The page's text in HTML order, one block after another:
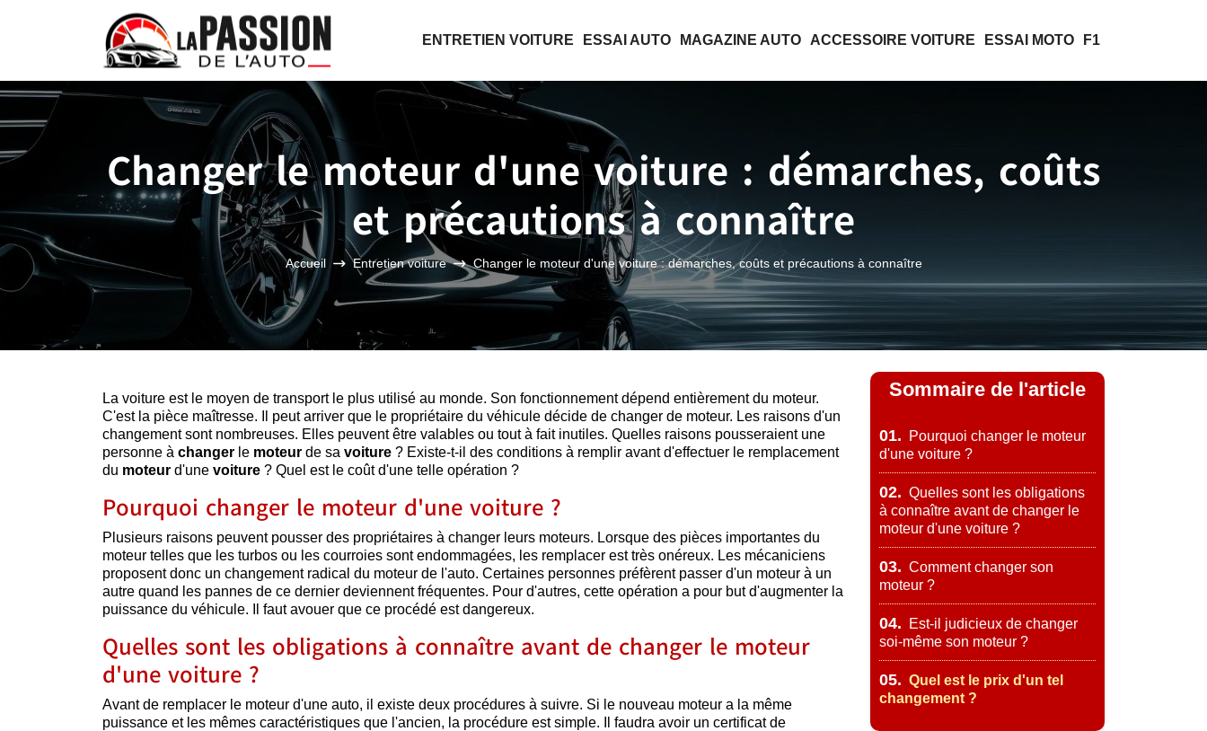
ENTRETIEN VOITURE ESSAI AUTO MAGAZINE AUTO ACCESSOIRE VOITURE ESSAI MOTO F1
Changer le moteur d'une voiture : démarches, coûts
et précautions à connaître
Accueil Entretien voiture Changer le moteur d'une voiture : démarches, coûts et précautions à connaître
La voiture est le moyen de transport le plus utilisé au monde. Son fonctionnement dépend entièrement du moteur.
C'est la pièce maîtresse. Il peut arriver que le propriétaire du véhicule décide de changer de moteur. Les raisons d'un
changement sont nombreuses. Elles peuvent être valables ou tout à fait inutiles. Quelles raisons pousseraient une
personne à changer le moteur de sa voiture ? Existe-t-il des conditions à remplir avant d'effectuer le remplacement
du moteur d'une voiture ? Quel est le coût d'une telle opération ?
Pourquoi changer le moteur d'une voiture ?
Plusieurs raisons peuvent pousser des propriétaires à changer leurs moteurs. Lorsque des pièces importantes du
moteur telles que les turbos ou les courroies sont endommagées, les remplacer est très onéreux. Les mécaniciens
proposent donc un changement radical du moteur de l'auto. Certaines personnes préfèrent passer d'un moteur à un
autre quand les pannes de ce dernier deviennent fréquentes. Pour d'autres, cette opération a pour but d'augmenter la
puissance du véhicule. Il faut avouer que ce procédé est dangereux.
Quelles sont les obligations à connaître avant de changer le moteur
d'une voiture ?
Avant de remplacer le moteur d'une auto, il existe deux procédures à suivre. Si le nouveau moteur a la même
puissance et les mêmes caractéristiques que l'ancien, la procédure est simple. Il faudra avoir un certificat de
Sommaire de l'article
01.
Pourquoi changer le moteur
d'une voiture ?
02. Quelles sont les obligations
à connaître avant de changer le
moteur d'une voiture ?
03. Comment changer son
moteur ?
04.
Est-il judicieux de changer
soi-même son moteur ?
05. Quel est le prix d'un tel
changement ?